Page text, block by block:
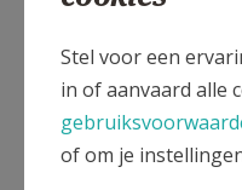
Meer
Artikel
Stel voor een
in of aanvaard alle
of om je